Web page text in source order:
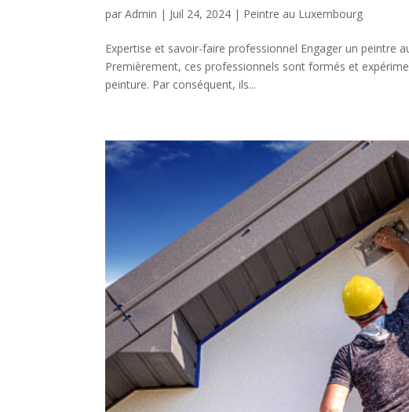
parAdmin | Juil 24, 2024 | Peintre au Luxembourg
Expertise et savoir-faire professionnel Engager un peintre
Premièrement, ces professionnels sont formés et
peinture. Par conséquent, ils...